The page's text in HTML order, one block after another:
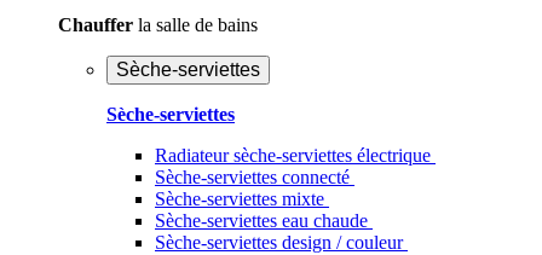
Chauffer la salle de bains
Sèche-serviettes
Sèche-serviettes
Radiateur sèche-serviettes électrique
Sèche-serviettes connecté
Sèche-serviettes mixte
Sèche-serviettes eau chaude
Sèche-serviettes design / couleur